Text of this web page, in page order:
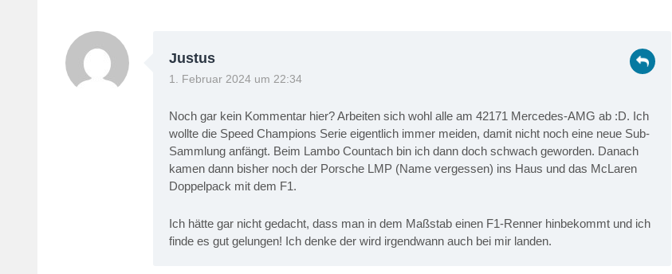
Justus
1. Februar 2024 um 22:34
Noch gar kein Kommentar hier? Arbeiten sich wohl alle am 42171 Mercedes-AMG ab :D. Ich
wollte die Speed Champions Serie eigentlich immer meiden, damit nicht noch eine neue Sub-
Sammlung anfängt. Beim Lambo Countach bin ich dann doch schwach geworden. Danach
kamen dann bisher noch der Porsche LMP (Name vergessen) ins Haus und das McLaren
Doppelpack mit dem F1.
Ich hätte gar nicht gedacht, dass man in dem Maßstab einen F1-Renner hinbekommt und ich
finde es gut gelungen! Ich denke der wird irgendwann auch bei mir landen.